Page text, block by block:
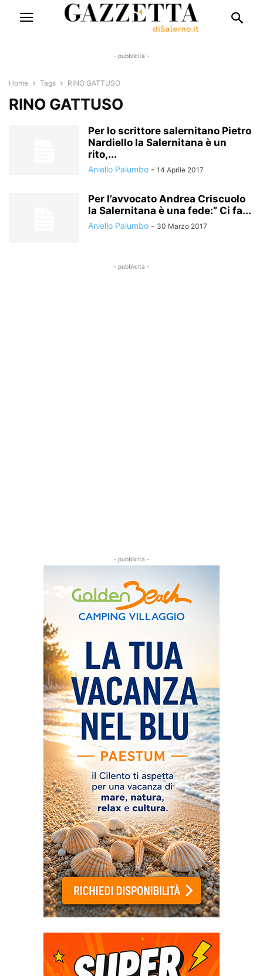
- pubblicità -
Home Tags RINO GATTUSO
RINO GATTUSO
Per lo scrittore salernitano Pietro
Nardiello la Salernitana è un
rito,...
Aniello Palumbo - 14 Aprile 2017
Per l’avvocato Andrea Criscuolo
la Salernitana è una fede:” Ci fa...
Aniello Palumbo - 30 Marzo 2017
- pubblicità -
- pubblicità -